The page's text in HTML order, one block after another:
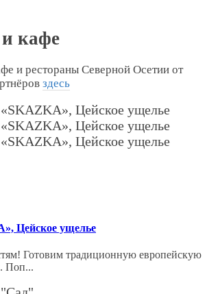
кафе
и рестораны Северной Осетии от
здесь
Цейское ущелье
Готовим традиционную европейскую
Поп...